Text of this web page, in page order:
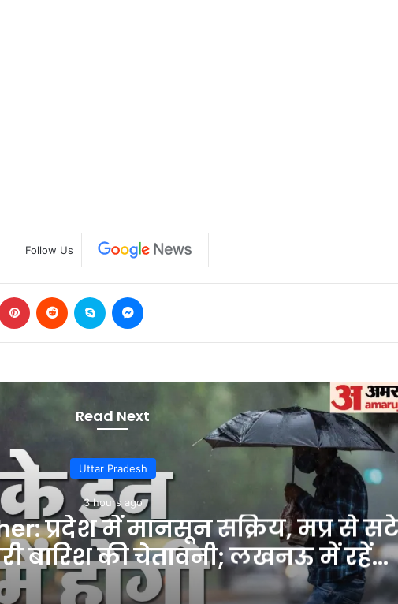
Follow Us
Read Next
Sports
4 hours ago
के बाद ये बड़ा खिलाड़ी भी छोड़ेगा मुंबई
रॉयल्स में यशस्वी जायसवाल
से होगा ट्रेड #INA